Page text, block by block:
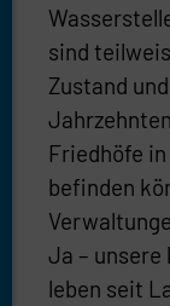
sind
Zustand
Friedhöfe
befinden
Ja – unsere
leben seit